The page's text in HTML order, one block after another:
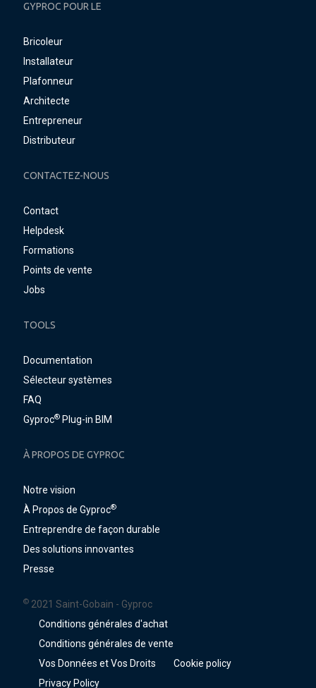
GYPROC POUR LE
Bricoleur
Installateur
Plafonneur
Architecte
Entrepreneur
Distributeur
CONTACTEZ-NOUS
Contact
Helpdesk
Formations
Points de vente
Jobs
TOOLS
Documentation
Sélecteur systèmes
FAQ
Gyproc® Plug-in BIM
À PROPOS DE GYPROC
Notre vision
À Propos de Gyproc®
Entreprendre de façon durable
Des solutions innovantes
Presse
© 2021 Saint-Gobain - Gyproc
Conditions générales d'achat
Conditions générales de vente
Vos Données et Vos Droits
Cookie policy
Privacy Policy